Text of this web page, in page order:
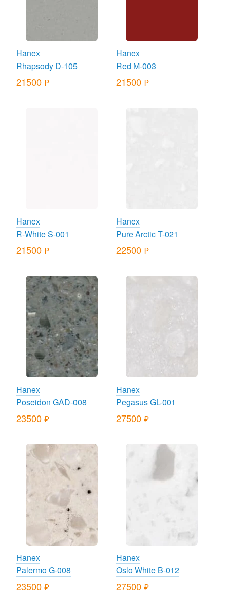
Hanex
Rhapsody D-105
21500руб.
Hanex
Red M-003
21500 руб.
Hanex
R-White S-001
21500руб.
Hanex
Pure Arctic T-021
22500 руб.
Hanex
Poseidon GAD-008
23500руб.
Hanex
Pegasus GL-001
27500 руб.
Hanex
Palermo G-008
23500руб.
Hanex
Oslo White B-012
27500 руб.